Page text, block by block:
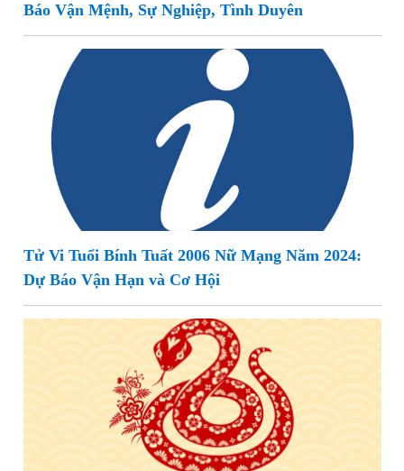
Báo Vận Mệnh, Sự Nghiệp, Tình Duyên
Tử Vi Tuổi Bính Tuất 2006 Nữ Mạng Năm 2024:
Dự Báo Vận Hạn và Cơ Hội